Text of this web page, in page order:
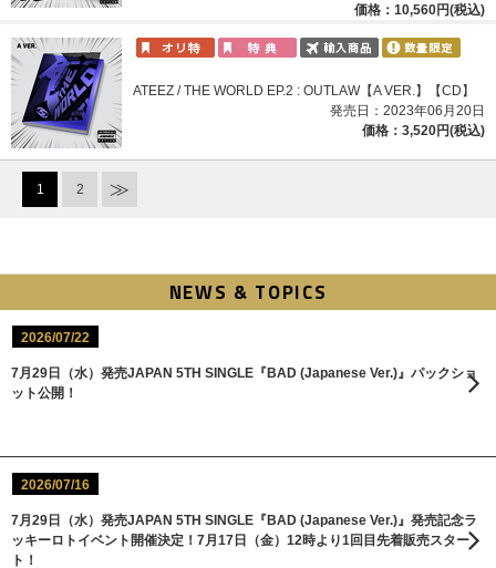
価格：10,560円(税込)
ATEEZ / THE WORLD EP.2 : OUTLAW【A VER.】【CD】
発売日：2023年06月20日
価格：3,520円(税込)
1 2
NEWS & TOPICS
2026/07/22
7月29日（水）発売JAPAN 5TH SINGLE『BAD (Japanese Ver.)』パックショ
ット公開！
2026/07/16
7月29日（水）発売JAPAN 5TH SINGLE『BAD (Japanese Ver.)』発売記念ラ
ッキーロトイベント開催決定！7月17日（金）12時より1回目先着販売スター
ト！